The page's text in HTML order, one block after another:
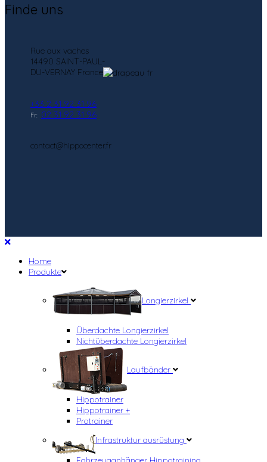
Finde uns
Rue aux vaches
14490 SAINT-PAUL-
DU-VERNAY France
+33 2 31 92 31 96
Fr: 02 31 92 31 96
contact@hippocenter.fr
Home
Produkte
Longierzirkel
Überdachte Longierzirkel
Nichtüberdachte Longierzirkel
Laufbänder
Hippotrainer
Hippotrainer +
Protrainer
Infrastruktur ausrüstung